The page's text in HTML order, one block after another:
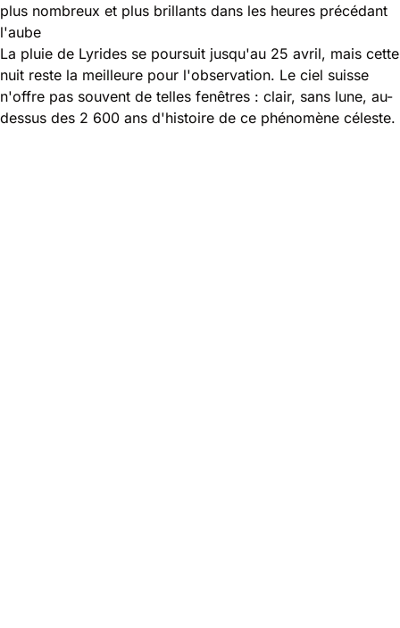
plus nombreux et plus brillants dans les heures précédant
l'aube
La pluie de Lyrides se poursuit jusqu'au 25 avril, mais cette
nuit reste la meilleure pour l'observation. Le ciel suisse
n'offre pas souvent de telles fenêtres : clair, sans lune, au-
dessus des 2 600 ans d'histoire de ce phénomène céleste.